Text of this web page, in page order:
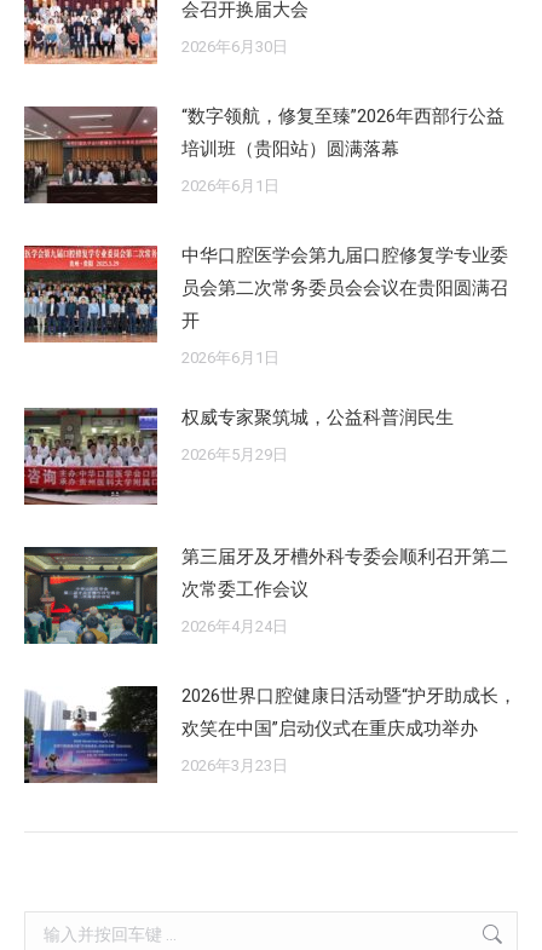
会召开换届大会
2026年6月30日
“数字领航，修复至臻”2026年西部行公益
培训班（贵阳站）圆满落幕
2026年6月1日
中华口腔医学会第九届口腔修复学专业委
员会第二次常务委员会会议在贵阳圆满召
开
2026年6月1日
权威专家聚筑城，公益科普润民生
2026年5月29日
第三届牙及牙槽外科专委会顺利召开第二
次常委工作会议
2026年4月24日
2026世界口腔健康日活动暨“护牙助成长，
欢笑在中国”启动仪式在重庆成功举办
2026年3月23日
Search: